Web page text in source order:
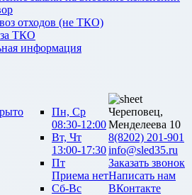
отходов (не ТКО)
ТКО
информация
Пн, Ср
08:30-12:00
Вт, Чт
13:00-17:30
Пт
Приема нет
Сб-Вс
Череповец,
Менделеева 10
8(8202) 201-901
info@sled35.ru
Заказать звонок
Написать нам
ВКонтакте